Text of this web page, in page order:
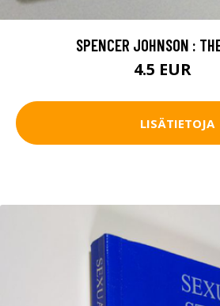
SPENCER JOHNSON :
4.5 EUR
LISÄTIETOJA